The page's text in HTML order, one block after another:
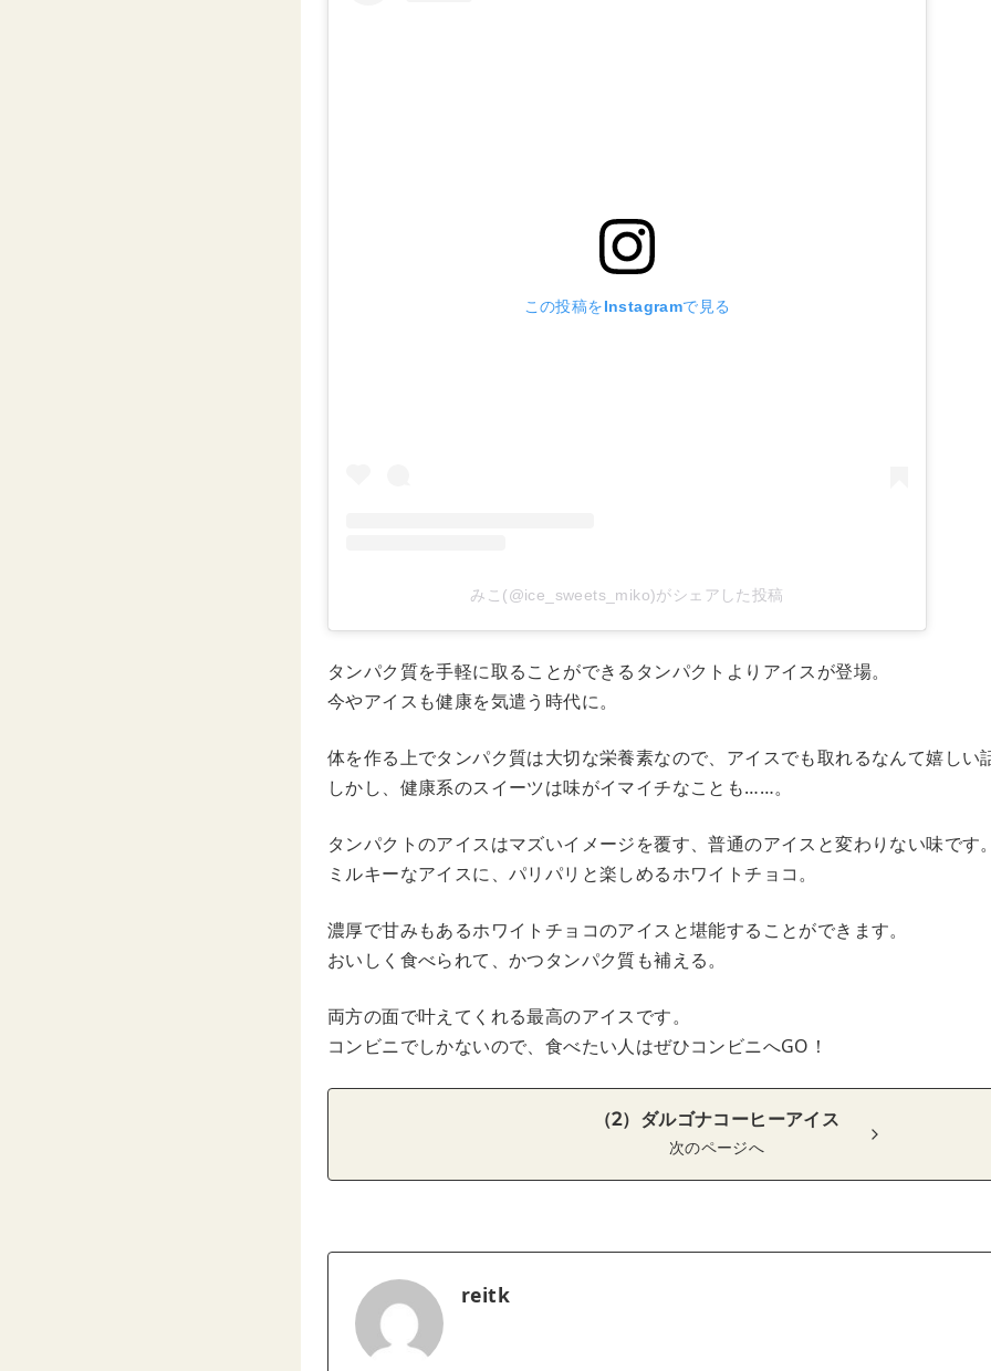
この投稿をInstagramで見る
みこ(@ice_sweets_miko)がシェアした投稿
タンパク質を手軽に取ることができるタンパクトよりアイスが登場。
今やアイスも健康を気遣う時代に。
体を作る上でタンパク質は大切な栄養素なので、アイスでも取れるなんて嬉しい
しかし、健康系のスイーツは味がイマイチなことも……。
タンパクトのアイスはマズいイメージを覆す、普通のアイスと変わりない味です
ミルキーなアイスに、パリパリと楽しめるホワイトチョコ。
濃厚で甘みもあるホワイトチョコのアイスと堪能することができます。
おいしく食べられて、かつタンパク質も補える。
両方の面で叶えてくれる最高のアイスです。
コンビニでしかないので、食べたい人はぜひコンビニへGO！
（2）ダルゴナコーヒーアイス
次のページへ
reitk